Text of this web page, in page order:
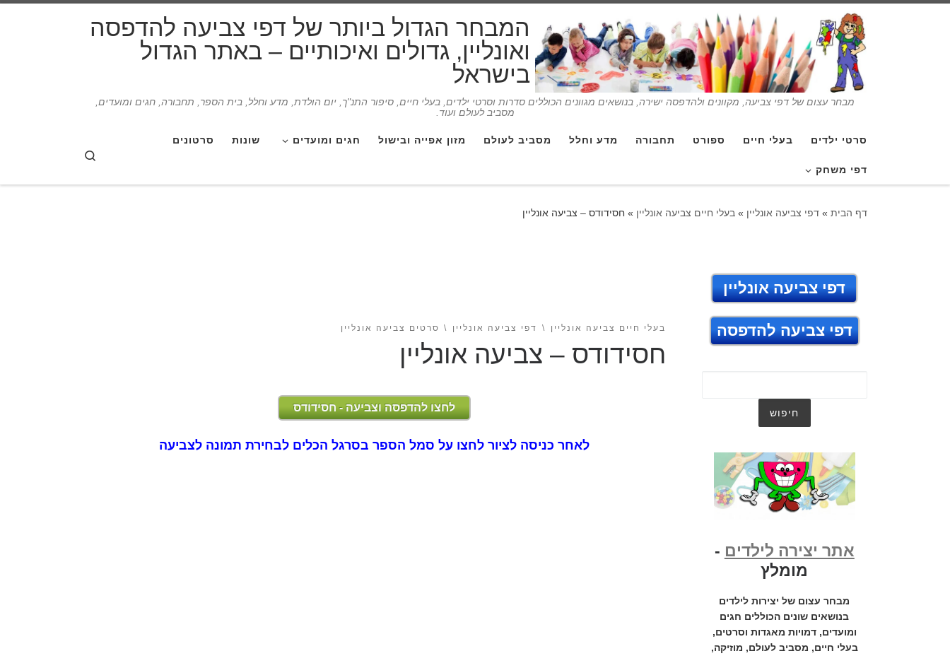
המבחר הגדול ביותר של דפי צביעה להדפסה
ואונליין, גדולים ואיכותיים – באתר הגדול
בישראל
מבחר עצום של דפי צביעה, מקוונים ולהדפסה ישירה, בנושאים מגוונים הכוללים סדרות וסרטי ילדים, בעלי חיים, סיפור התנ"ך, יום הולדת, מדע וחלל, בית הספר, תחבורה, חגים ומועדים,
מסביב לעולם ועוד.
סרטי ילדים בעלי חיים ספורט תחבורה מדע וחלל מסביב לעולם מזון אפייה ובישול חגים ומועדים שונות סרטונים
דפי משחק
דף הבית » דפי צביעה אונליין » בעלי חיים צביעה אונליין » חסידודס – צביעה אונליין
בעלי חיים צביעה אונליין דפי צביעה אונליין סרטים צביעה אונליין
חסידודס – צביעה אונליין
לחצו להדפסה וצביעה - חסידודס
לאחר כניסה לציור לחצו על סמל הספר בסרגל הכלים לבחירת תמונה לצביעה
דפי צביעה אונליין
דפי צביעה להדפסה
אתר יצירה לילדים -
מומלץ
מבחר עצום של יצירות לילדים
בנושאים שונים הכוללים חגים
ומועדים, דמויות מאגדות וסרטים,
בעלי חיים, מסביב לעולם, מוזיקה,